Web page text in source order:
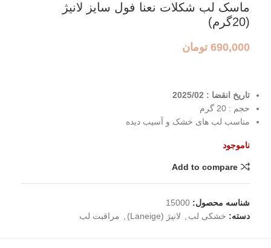
ماسک لب شکلات نعنا فول سایز لانیژ
(20گرم)
690,000 تومان
تاریخ انقضا : 2025/02
حجم : 20 گرم
مناسب لب های خشک و آسیب دیده
ناموجود
Add to compare
شناسه محصول: 15000
دسته: خشکی لب لانیژ (Laneige) مراقبت لب